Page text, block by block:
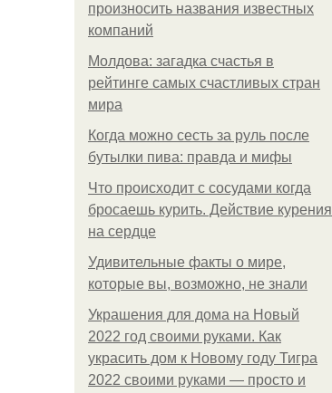
произносить названия известных
компаний
Молдова: загадка счастья в
рейтинге самых счастливых стран
мира
Когда можно сесть за руль после
бутылки пива: правда и мифы
Что происходит с сосудами когда
бросаешь курить. Действие курения
на сердце
Удивительные факты о мире,
которые вы, возможно, не знали
Украшения для дома на Новый
2022 год своими руками. Как
украсить дом к Новому году Тигра
2022 своими руками — просто и